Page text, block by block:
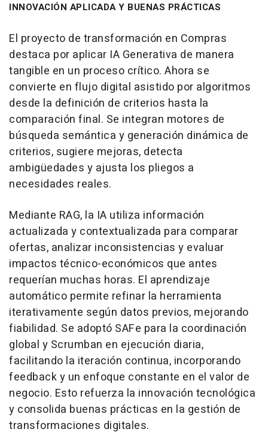
INNOVACIÓN APLICADA Y BUENAS PRÁCTICAS
El proyecto de transformación en Compras
destaca por aplicar IA Generativa de manera
tangible en un proceso crítico. Ahora se
convierte en flujo digital asistido por algoritmos
desde la definición de criterios hasta la
comparación final. Se integran motores de
búsqueda semántica y generación dinámica de
criterios, sugiere mejoras, detecta
ambigüedades y ajusta los pliegos a
necesidades reales.
Mediante RAG, la IA utiliza información
actualizada y contextualizada para comparar
ofertas, analizar inconsistencias y evaluar
impactos técnico-económicos que antes
requerían muchas horas. El aprendizaje
automático permite refinar la herramienta
iterativamente según datos previos, mejorando
fiabilidad. Se adoptó SAFe para la coordinación
global y Scrumban en ejecución diaria,
facilitando la iteración continua, incorporando
feedback y un enfoque constante en el valor de
negocio. Esto refuerza la innovación tecnológica
y consolida buenas prácticas en la gestión de
transformaciones digitales.